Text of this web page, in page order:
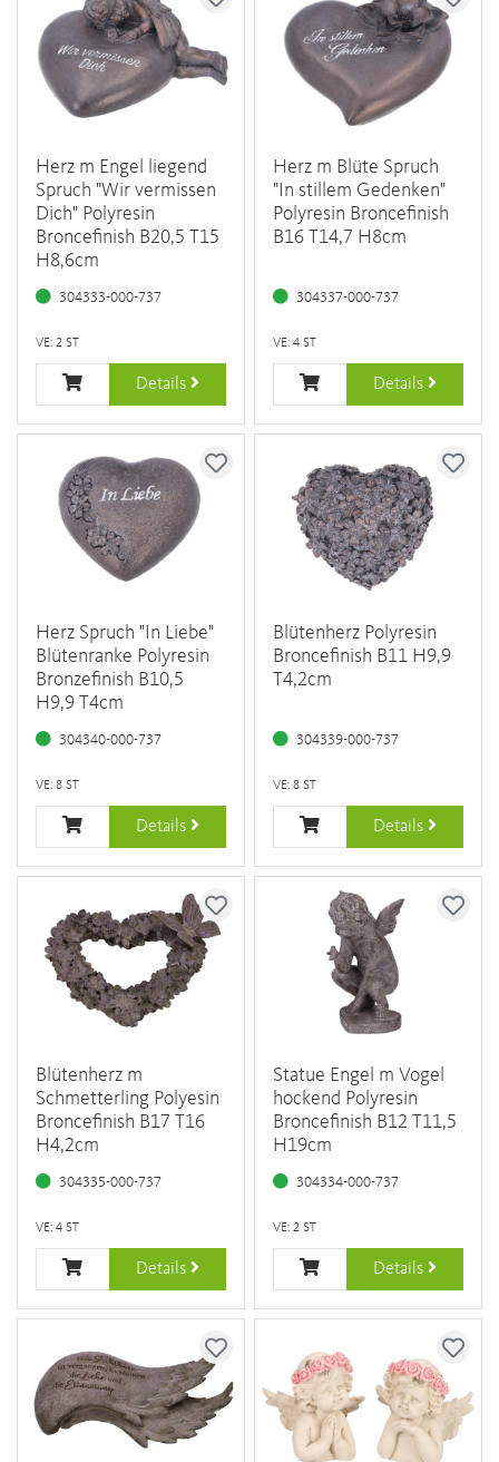
Herz m Engel liegend
Spruch "Wir vermissen
Dich" Polyresin
Broncefinish B20,5 T15
H8,6cm
304333-000-737
VE: 2 ST
Details
Herz m Blüte Spruch
"In stillem Gedenken"
Polyresin Broncefinish
B16 T14,7 H8cm
304337-000-737
VE: 4 ST
Details
Herz Spruch "In Liebe"
Blütenranke Polyresin
Bronzefinish B10,5
H9,9 T4cm
304340-000-737
VE: 8 ST
Details
Blütenherz Polyresin
Broncefinish B11 H9,9
T4,2cm
304339-000-737
VE: 8 ST
Details
Blütenherz m
Schmetterling Polyesin
Broncefinish B17 T16
H4,2cm
304335-000-737
VE: 4 ST
Details
Statue Engel m Vogel
hockend Polyresin
Broncefinish B12 T11,5
H19cm
304334-000-737
VE: 2 ST
Details